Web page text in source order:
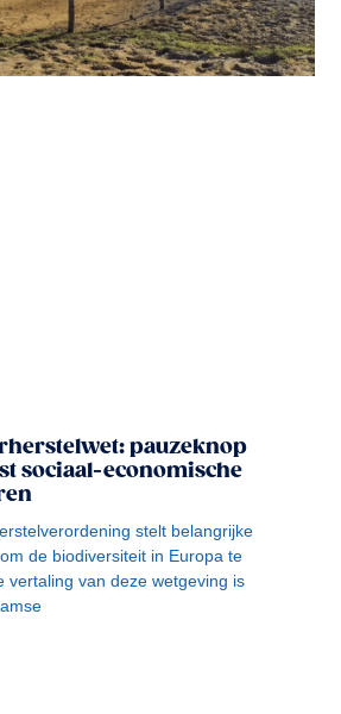
pauzeknop
sociaal-economische
stelt belangrijke
de biodiversiteit in Europa te
vertaling van deze wetgeving is